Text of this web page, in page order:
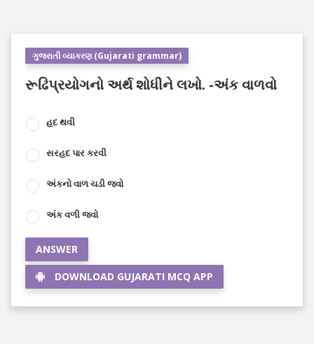
ગુજરાતી વ્યાકરણ (Gujarati grammar)
રૂઢિપ્રયોગનો અર્થ શોધીને લખો. -અંક વાળવો
હદ થવી
સરહદ પાર કરવી
અંકનો વાળ ચડી જવો
અંક વળી જવો
ANSWER
DOWNLOAD GUJARATI MCQ APP